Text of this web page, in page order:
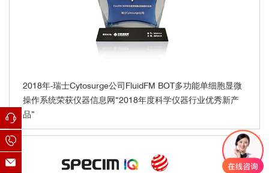
2018年-瑞士Cytosurge公司FluidFM BOT多功能单细胞显微
操作系统荣获仪器信息网“2018年度科学仪器行业优秀新产
品”